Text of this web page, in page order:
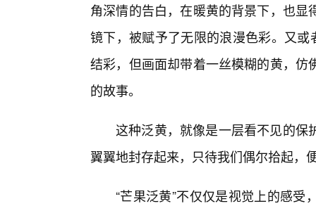
角深情的告白，在暖黄的背景下，也
镜下，被赋予了无限的浪漫色彩。又
结彩，但画面却带着一丝模糊的黄，
的故事。
这种泛黄，就像是一层看不见的保
翼翼地封存起来，只待我们偶尔拾起，
“芒果泛黄”不仅仅是视觉上的感